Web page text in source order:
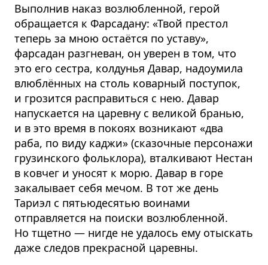
Выполнив наказ возлюбленной, герой
обращается к Фарсадану: «Твой престол
теперь за мною остаётся по уставу»,
фарсадан разгневан, он уверен в том, что
это его сестра, колдунья Давар, надоумила
влюблённых на столь коварный поступок,
и грозится расправиться с нею. Давар
напускается на царевну с великой бранью,
и в это время в покоях возникают «два
раба, по виду каджи» (сказочные персонажи
грузинского фольклора), вталкивают Нестан
в ковчег и уносят к морю. Давар в горе
закалывает себя мечом. В тот же день
Тариэл с пятьюдесятью воинами
отправляется на поиски возлюбленной.
Но тщетно — нигде не удалось ему отыскать
даже следов прекрасной царевны.